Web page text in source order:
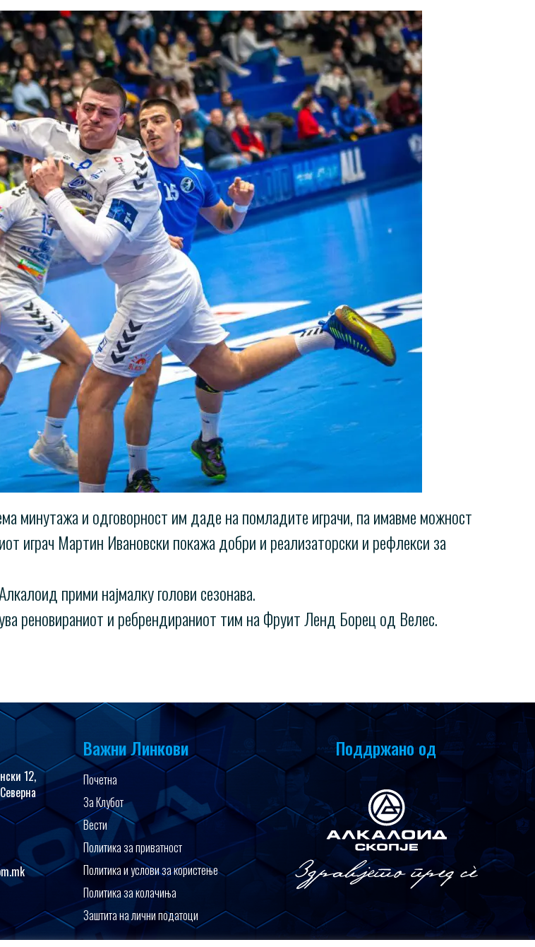
минутажа и одговорност им даде на помладите играчи, па имавме можност
играч Мартин Ивановски покажа добри и реализаторски и рефлекси за
прими најмалку голови сезонава.
реновираниот и ребрендираниот тим на Фруит Ленд Борец од Велес.
12,
Важни Линкови
Почетна
За Клубот
Вести
Политика за приватност
Политика и услови за користење
Политика за колачиња
Заштита на лични податоци
Поддржано од